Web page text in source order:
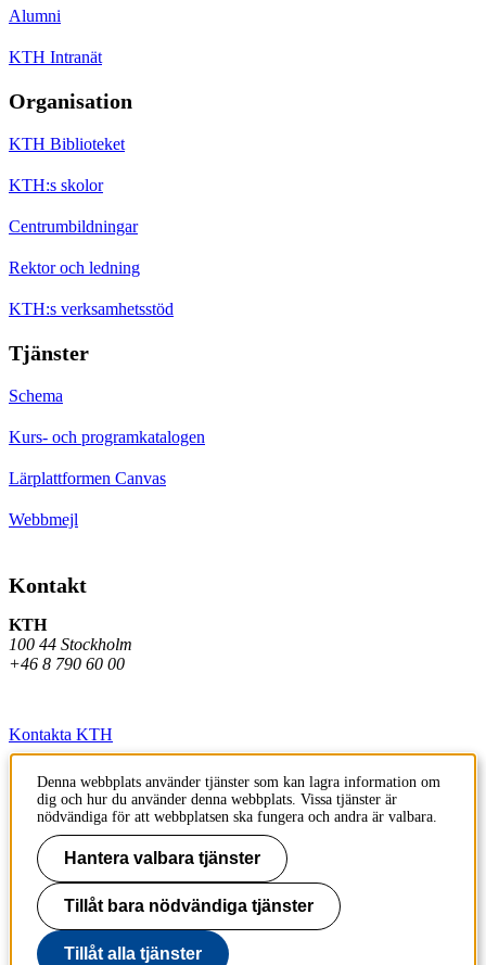
Alumni
KTH Intranät
Organisation
KTH Biblioteket
KTH:s skolor
Centrumbildningar
Rektor och ledning
KTH:s verksamhetsstöd
Tjänster
Schema
Kurs- och programkatalogen
Lärplattformen Canvas
Webbmejl
Kontakt
KTH
100 44 Stockholm
+46 8 790 60 00
Kontakta KTH
Jobba på KTH
Press och media
Faktura och betalning KTH
Om KTH:s webbplatser
Tillgänglighetsredogörelse
Denna webbplats använder tjänster som kan lagra information om
dig och hur du använder denna webbplats. Vissa tjänster är
nödvändiga för att webbplatsen ska fungera och andra är valbara.
Hantera valbara tjänster
Tillåt bara nödvändiga tjänster
Tillåt alla tjänster